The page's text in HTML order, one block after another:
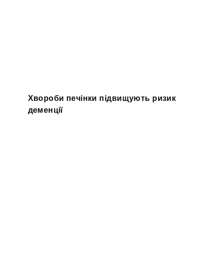
Хвороби печінки підвищують ризик
деменції